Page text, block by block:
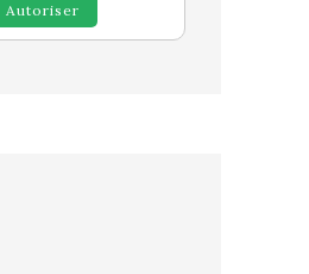
Autoriser